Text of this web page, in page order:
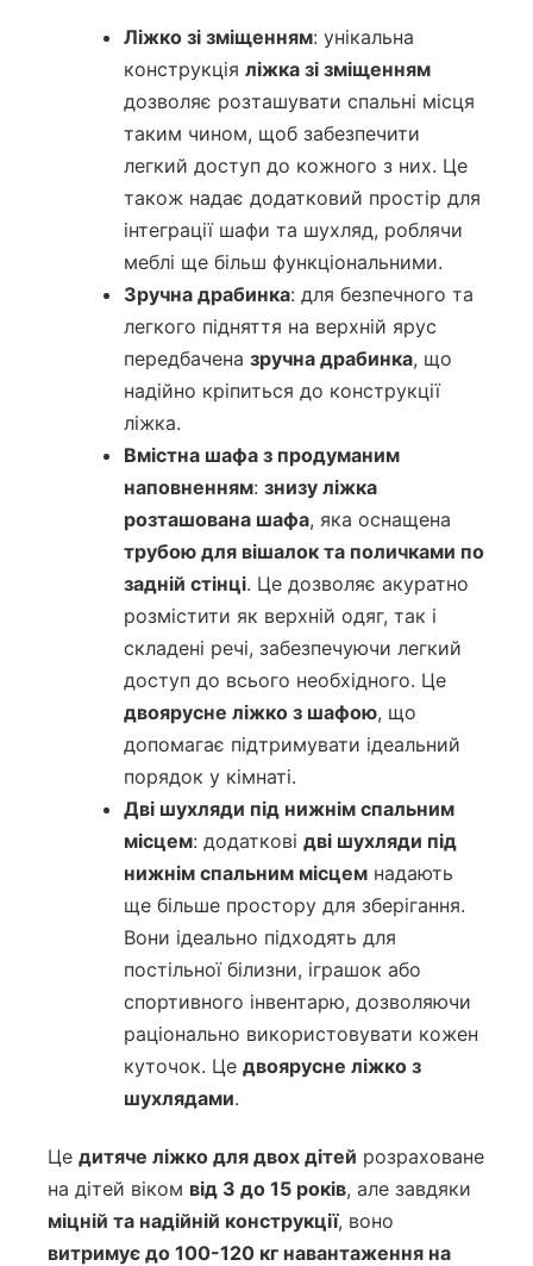
Ліжко зі зміщенням: унікальна
конструкція ліжка зі зміщенням
дозволяє розташувати спальні місця
таким чином, щоб забезпечити
легкий доступ до кожного з них. Це
також надає додатковий простір для
інтеграції шафи та шухляд, роблячи
меблі ще більш функціональними.
Зручна драбинка: для безпечного та
легкого підняття на верхній ярус
передбачена зручна драбинка, що
надійно кріпиться до конструкції
ліжка.
Вмістна шафа з продуманим
наповненням: знизу ліжка
розташована шафа, яка оснащена
трубою для вішалок та поличками по
задній стінці. Це дозволяє акуратно
розмістити як верхній одяг, так і
складені речі, забезпечуючи легкий
доступ до всього необхідного. Це
двоярусне ліжко з шафою, що
допомагає підтримувати ідеальний
порядок у кімнаті.
Дві шухляди під нижнім спальним
місцем: додаткові дві шухляди під
нижнім спальним місцемнадають
ще більше простору для зберігання.
Вони ідеально підходять для
постільної білизни, іграшок або
спортивного інвентарю, дозволяючи
раціонально використовувати кожен
куточок. Це двоярусне ліжко з
шухлядами.
Це дитяче ліжко для двох дітей розраховане
на дітей віком від 3 до 15 років, але завдяки
міцній та надійній конструкції, воно
витримує до 100-120 кг навантаження на